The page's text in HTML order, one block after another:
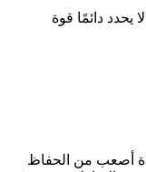
دائمًا قوة
أصعب من الحفاظ